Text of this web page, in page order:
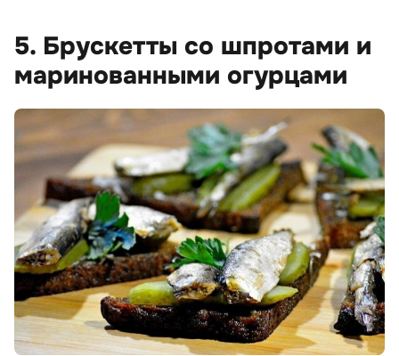
5. Брускетты со шпротами и
маринованными огурцами